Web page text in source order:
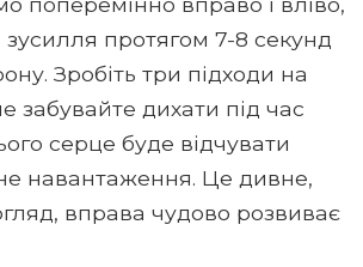
протягом 7-8 секунд
Зробіть три підходи на
забувайте дихати під час
серце буде відчувати
навантаження. Це дивне,
вправа чудово розвиває